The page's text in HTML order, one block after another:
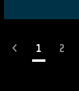
1(actuel)
2